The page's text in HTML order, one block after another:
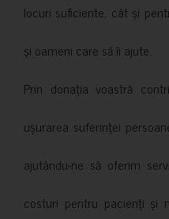
locuri suficiente, cât și
și oameni care să îi ajute.
Prin donația voastră
ușurarea suferinței
ajutându-ne să oferim
costuri pentru pacienți și